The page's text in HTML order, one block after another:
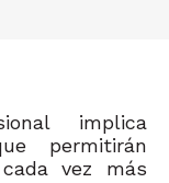
implica
permitirán
vez más